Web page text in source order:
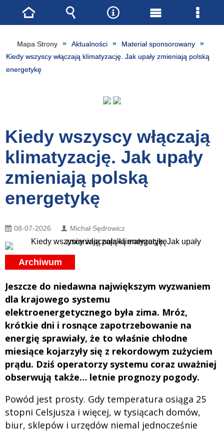
Mapa Strony Aktualności
Materiał sponsorowany
Kiedy wszyscy włączają klimatyzację. Jak upały zmieniają polską
energetykę
Kiedy wszyscy włączają
klimatyzację. Jak upały
zmieniają polską
energetykę
08-07-2026 Michał Sędrowicz
Archiwum
Jeszcze do niedawna największym wyzwaniem
dla krajowego systemu
elektroenergetycznego była zima. Mróz,
krótkie dni i rosnące zapotrzebowanie na
energię sprawiały, że to właśnie chłodne
miesiące kojarzyły się z rekordowym zużyciem
prądu. Dziś operatorzy systemu coraz uważniej
obserwują także… letnie prognozy pogody.
Powód jest prosty. Gdy temperatura osiąga 25
stopni Celsjusza i więcej, w tysiącach domów,
biur, sklepów i urzędów niemal jednocześnie
Strona
główna
Wyszukiwarka
NarzędziaMenu
główne
Menu